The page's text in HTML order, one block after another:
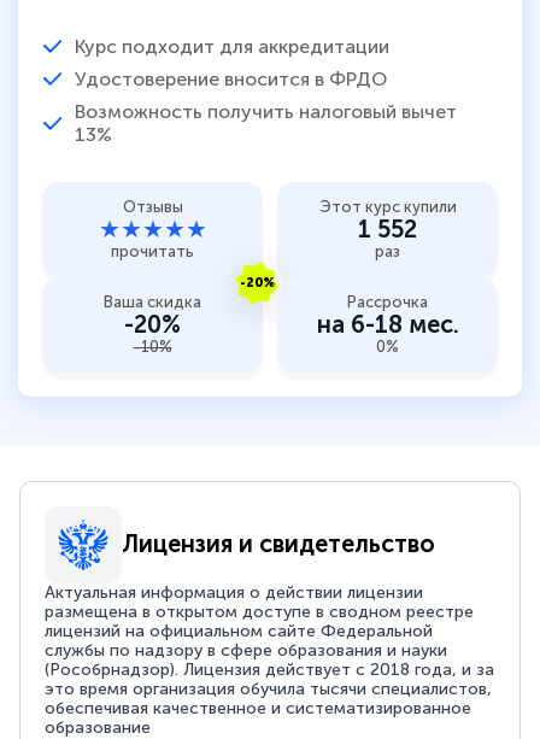
Курс подходит для аккредитации
Удостоверение вносится в ФРДО
Возможность получить налоговый вычет
13%
Отзывы
★★★★★
прочитать
Этот курс купили
1 552
раз
-20%
Ваша скидка
-20%
-10%
Рассрочка
на 6-18 мес.
0%
Лицензия и свидетельство
Актуальная информация о действии лицензии
размещена в открытом доступе в сводном реестре
лицензий на официальном сайте Федеральной
службы по надзору в сфере образования и науки
(Рособрнадзор). Лицензия действует с 2018 года, и за
это время организация обучила тысячи специалистов,
обеспечивая качественное и систематизированное
образование